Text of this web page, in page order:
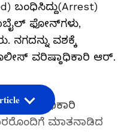
ಬಂ​ಧಿಸಿದ್ದು(Arrest)
ಫೋನ್‌ಗಳು,
ನಗದನ್ನು ವಶಕ್ಕೆ
ವರಿಷ್ಠಾಧಿ​ಕಾರಿ ಆರ್‌.
ವರಿಷ್ಠಾ​ಧಿಕಾರಿ
ಮಾತನಾಡಿದ